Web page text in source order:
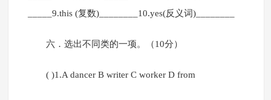
_____9.this (复数)________10.yes(反义词)________
六．选出不同类的一项。（10分）
( )1.A dancer B writer C worker D from